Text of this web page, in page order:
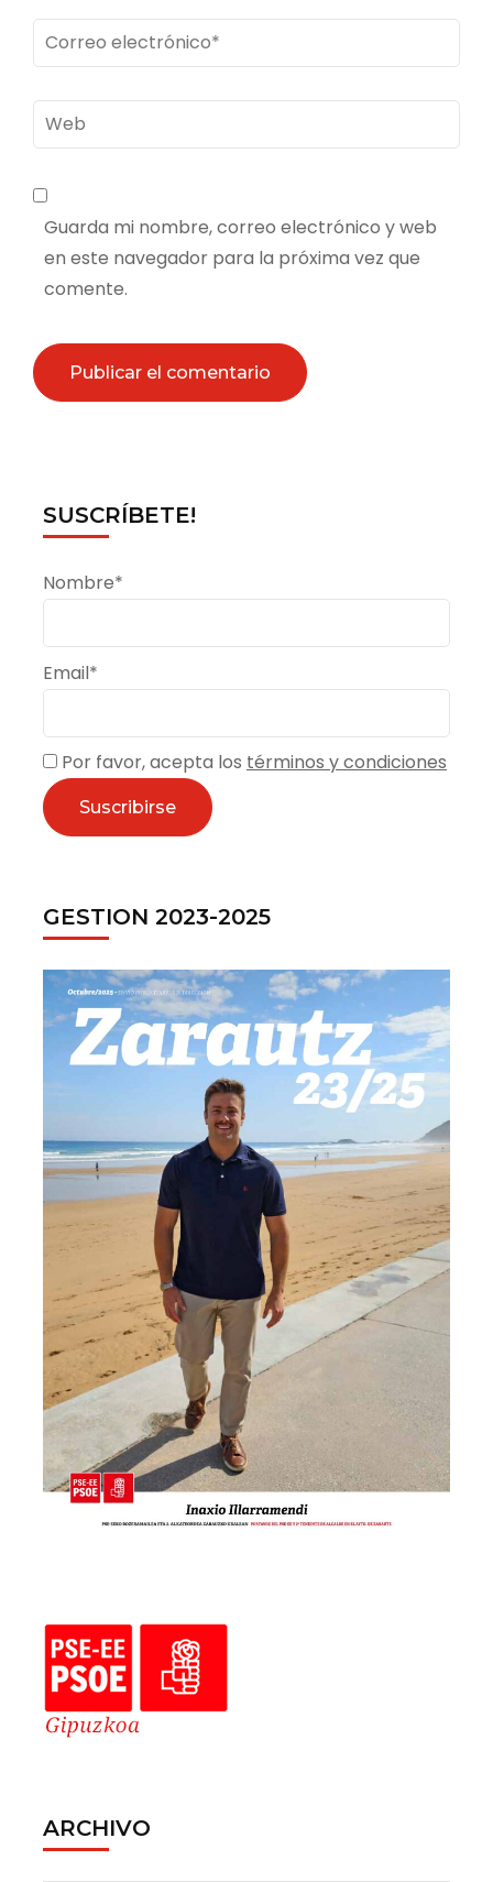
Correo
electrónico*
Web
Guarda mi nombre, correo electrónico y web
en este navegador para la próxima vez que
comente.
SUSCRÍBETE!
Nombre*
Email*
Por favor, acepta los términos y condiciones
GESTION 2023-2025
ARCHIVO